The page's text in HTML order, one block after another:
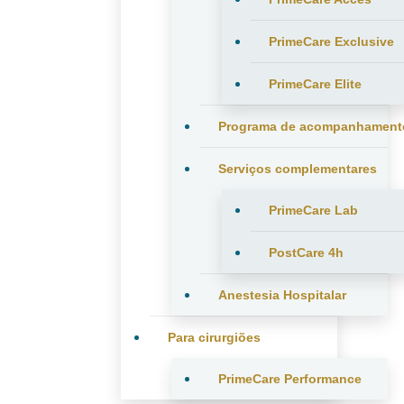
PrimeCare Exclusive
PrimeCare Elite
Programa de
Serviços complementares
PrimeCare Lab
PostCare 4h
Anestesia Hospitalar
Para cirurgiões
PrimeCare Performance